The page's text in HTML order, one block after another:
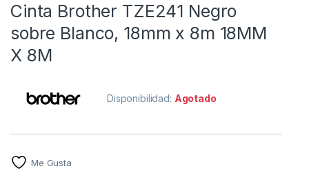
Cinta Brother TZE241 Negro
sobre Blanco, 18mm x 8m 18MM
X 8M
Disponibilidad: Agotado
Me Gusta